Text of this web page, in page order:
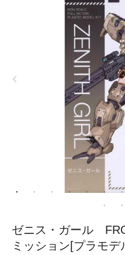
ゼニス・ガール
ミッション[プラモデ